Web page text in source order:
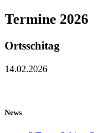
Termine 2026
Ortsschitag
14.02.2026
News